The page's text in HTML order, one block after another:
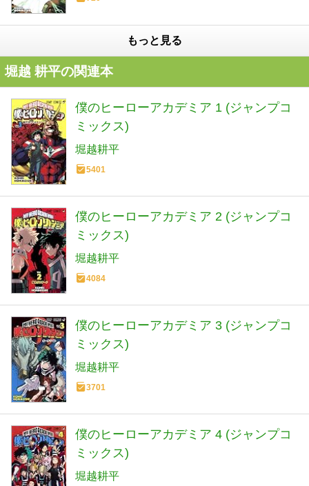
もっと見る
堀越 耕平の関連本
僕のヒーローアカデミア 1 (ジャンプコ
ミックス)
堀越耕平
5401
僕のヒーローアカデミア 2 (ジャンプコ
ミックス)
堀越耕平
4084
僕のヒーローアカデミア 3 (ジャンプコ
ミックス)
堀越耕平
3701
僕のヒーローアカデミア 4 (ジャンプコ
ミックス)
堀越耕平